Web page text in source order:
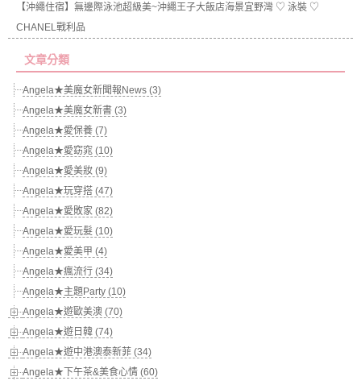
【沖繩住宿】無邊際泳池超級美~沖繩王子大飯店海景宜野灣 ♡ 泳裝 ♡
CHANEL戰利品
文章分類
Angela★美魔女新聞報News (3)
Angela★美魔女新書 (3)
Angela★愛保養 (7)
Angela★愛窈窕 (10)
Angela★愛美妝 (9)
Angela★玩穿搭 (47)
Angela★愛敗家 (82)
Angela★愛玩髮 (10)
Angela★愛美甲 (4)
Angela★瘋流行 (34)
Angela★主題Party (10)
Angela★遊歐美澳 (70)
Angela★遊日韓 (74)
Angela★遊中港澳泰新菲 (34)
Angela★下午茶&美食心情 (60)